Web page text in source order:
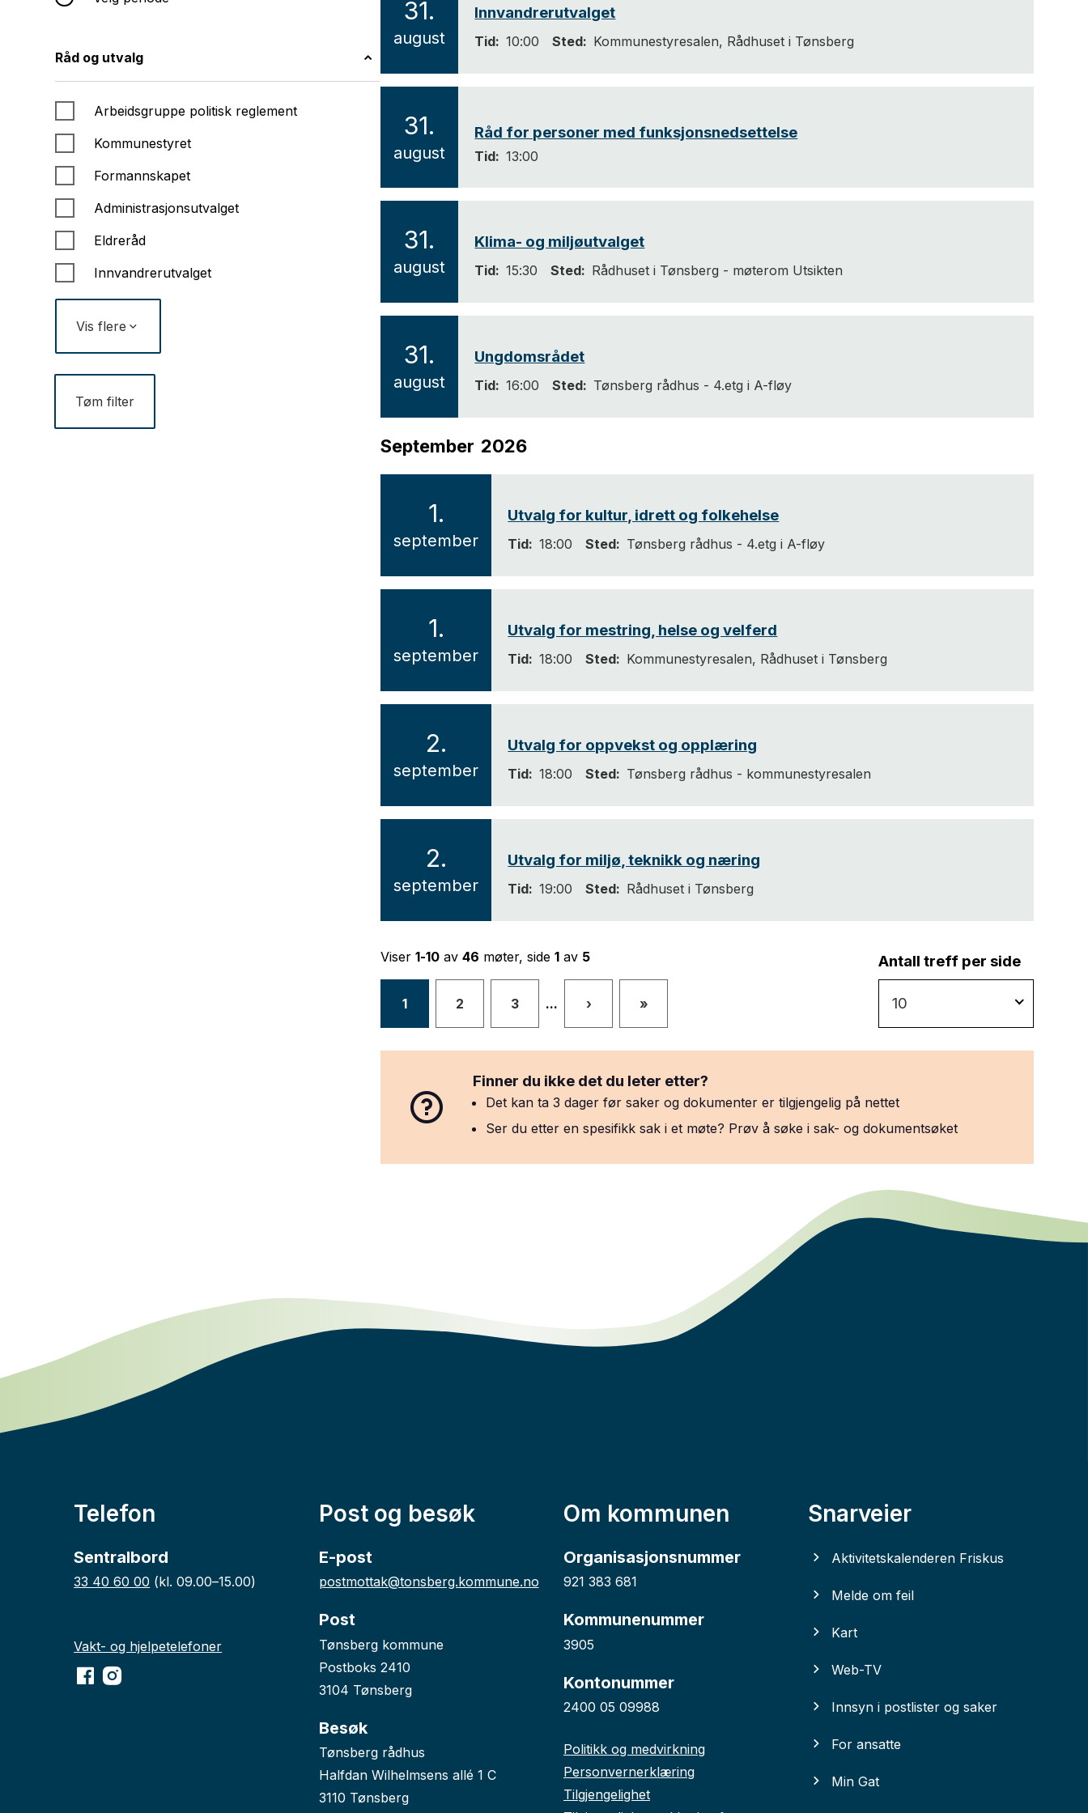
Råd og utvalg
Arbeidsgruppe politisk reglement
Kommunestyret
Formannskapet
Administrasjonsutvalget
Eldreråd
Innvandrerutvalget
Vis flere
Tøm filter
m
d
ø
e
31.
august
2
2
Innvandrerutvalget
Tid 10:00 Sted Kommunestyresalen, Rådhuset i Tønsberg
31.
august
2
2
Råd for personer med funksjonsnedsettelse
Tid 13:00
31.
august
2
2
Klima- og miljøutvalget
Tid 15:30 Sted Rådhuset i Tønsberg - møterom Utsikten
31.
august
2
6
Ungdomsrådet
Tid 16:00 Sted Tønsberg rådhus - 4.etg i A-fløy
September 2026
1.
september
2
2
Utvalg for kultur, idrett og folkehelse
Tid 18:00 Sted Tønsberg rådhus - 4.etg i A-fløy
1.
september
2
2
Utvalg for mestring, helse og velferd
Tid 18:00 Sted Kommunestyresalen, Rådhuset i Tønsberg
2.
september
2
2
Utvalg for oppvekst og opplæring
Tid 18:00 Sted Tønsberg rådhus - kommunestyresalen
2.
september
2
6
Utvalg for miljø, teknikk og næring
Tid 19:00 Sted Rådhuset i Tønsberg
Viser1-10 av46 møter, side1 av 5
1 2 3 ... › »
Antall treff per side
10
Finner du ikke det du leter etter?
Det kan ta 3 dager før saker og dokumenter er tilgjengelig på nettet
Ser du etter en spesifikk sak i et møte? Prøv å søke i sak- og dokumentsøket
Telefon
Sentralbord
33 40 60 00 (kl. 09.00–15.00)
Vakt- og hjelpetelefoner
Facebook
Instagram
Post og besøk
E-post
postmottak@tonsberg.kommune.no
Post
Tønsberg kommune
Postboks 2410
3104 Tønsberg
Besøk
Tønsberg rådhus
Halfdan Wilhelmsens allé 1 C
3110 Tønsberg
Om kommunen
Organisasjonsnummer
921 383 681
Kommunenummer
3905
Kontonummer
2400 05 09988
Politikk og medvirkning
Personvernerklæring
Tilgjengelighet
Snarveier
Aktivitetskalenderen Friskus
Melde om feil
Kart
Web-TV
Innsyn i postlister og saker
For ansatte
Min Gat